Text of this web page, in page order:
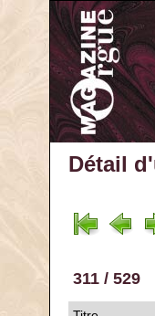
Détail
311 / 529